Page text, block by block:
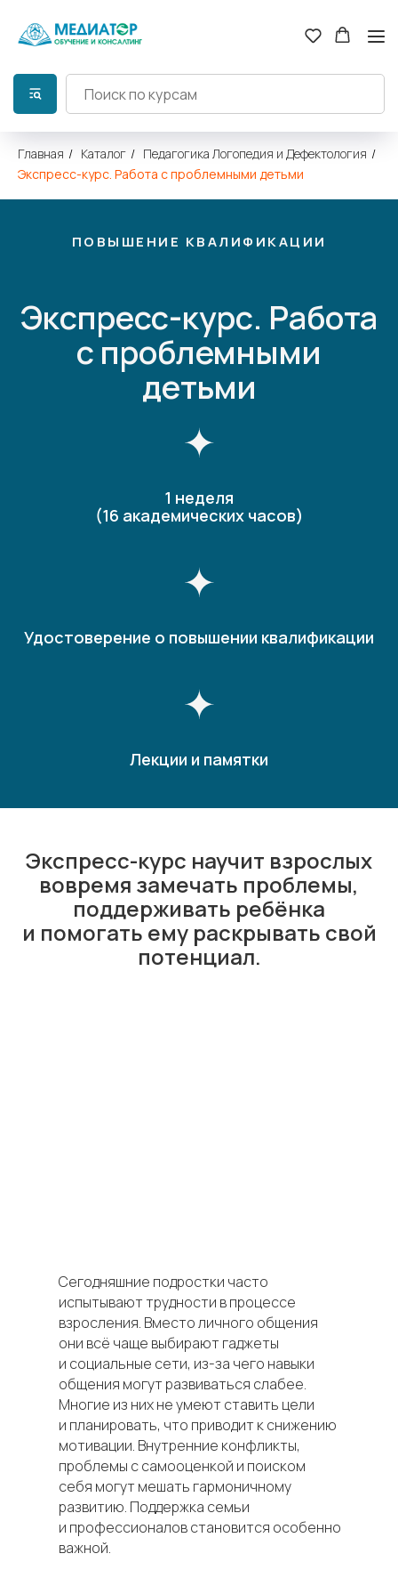
Главная / Каталог / Педагогика Логопедия и Дефектология /
Экспресс-курс. Работа с проблемными детьми
ПОВЫШЕНИЕ КВАЛИФИКАЦИИ
Экспресс-курс. Работа
с проблемными
детьми
1 неделя
(16 академических часов)
Удостоверение о повышении квалификации
Лекции и памятки
Экспресс-курс научит взрослых
вовремя замечать проблемы,
поддерживать ребёнка
и помогать ему раскрывать свой
потенциал.
Сегодняшние подростки часто
испытывают трудности в процессе
взросления. Вместо личного общения
они всё чаще выбирают гаджеты
и социальные сети, из-за чего навыки
общения могут развиваться слабее.
Многие из них не умеют ставить цели
и планировать, что приводит к снижению
мотивации. Внутренние конфликты,
проблемы с самооценкой и поиском
себя могут мешать гармоничному
развитию. Поддержка семьи
и профессионалов становится особенно
важной.